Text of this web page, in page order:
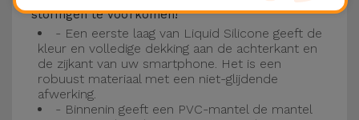
storingen te voorkomen!
- Een eerste laag van Liquid Silicone geeft de
kleur en volledige dekking aan de achterkant en
de zijkant van uw smartphone. Het is een
robuust materiaal met een niet-glijdende
afwerking.
- Binnenin geeft een PVC-mantel de mantel